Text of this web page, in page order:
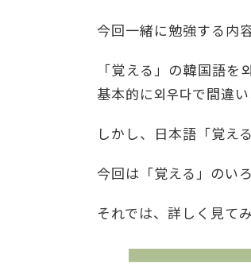
今回一緒に勉強する内
「覚える」の韓国語を
基本的に외우다で間違い
しかし、日本語「覚え
今回は「覚える」のい
それでは、詳しく見て